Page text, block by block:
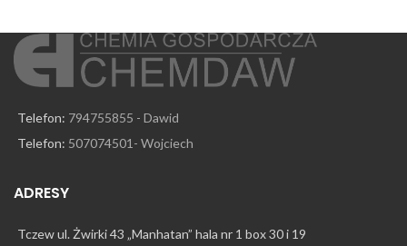
Telefon: 794755855 - Dawid
Telefon: 507074501- Wojciech
ADRESY
Tczew ul. Żwirki 43 „Manhatan” hala nr 1 box 30 i 19